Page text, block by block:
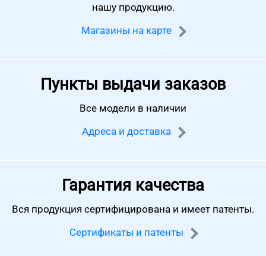
нашу продукцию.
Магазины на карте
Пункты выдачи заказов
Все модели в наличии
Адреса и доставка
Гарантия качества
Вся продукция сертифицирована и имеет патенты.
Сертификаты и патенты